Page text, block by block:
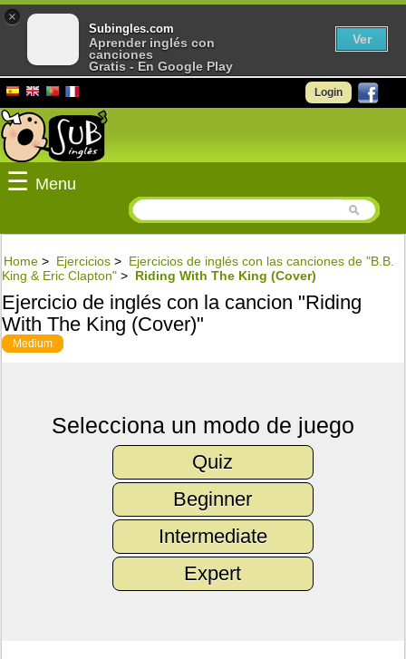
Login
☰ Menu
Home > Ejercicios > Ejercicios de inglés con las canciones de "B.B.
King & Eric Clapton" > Riding With The King (Cover)
Ejercicio de inglés con la cancion "Riding
With The King (Cover)"
Medium
Selecciona un modo de juego
Quiz
Beginner
Intermediate
Expert
×
Subingles.com
Aprender inglés con
canciones
Gratis - En Google Play
Ver